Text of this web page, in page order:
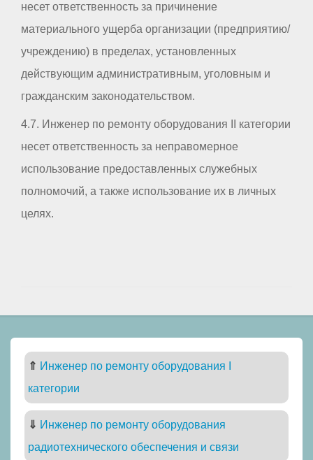
несет ответственность за причинение
материального ущерба организации (предприятию/
учреждению) в пределах, установленных
действующим административным, уголовным и
гражданским законодательством.
4.7. Инженер по ремонту оборудования II категории
несет ответственность за неправомерное
использование предоставленных служебных
полномочий, а также использование их в личных
целях.
⇑ Инженер по ремонту оборудования I
категории
⇓ Инженер по ремонту оборудования
радиотехнического обеспечения и связи